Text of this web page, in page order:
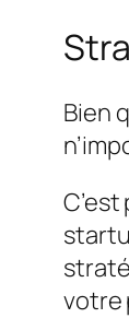
Bien
votre